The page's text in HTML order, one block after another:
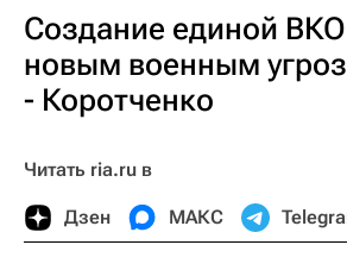
Создание единой ВКО
новым военным
- Коротченко
Читать ria.ru в
Дзен МАКС